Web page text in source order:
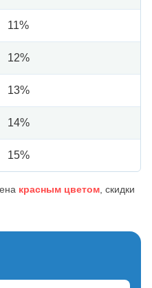
11%
12%
13%
14%
15%
красным цветом , скидки